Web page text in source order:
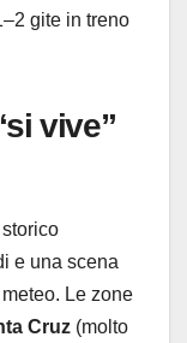
gite in treno
vive”
e una scena
Le zone
Cruz (molto